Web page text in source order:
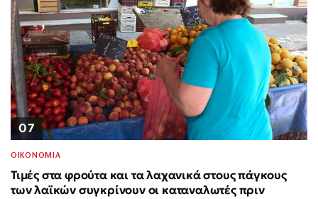
07
ΟΙΚΟΝΟΜΙΑ
Τιμές στα φρούτα και τα λαχανικά στους πάγκους
των λαϊκών συγκρίνουν οι καταναλωτές πριν